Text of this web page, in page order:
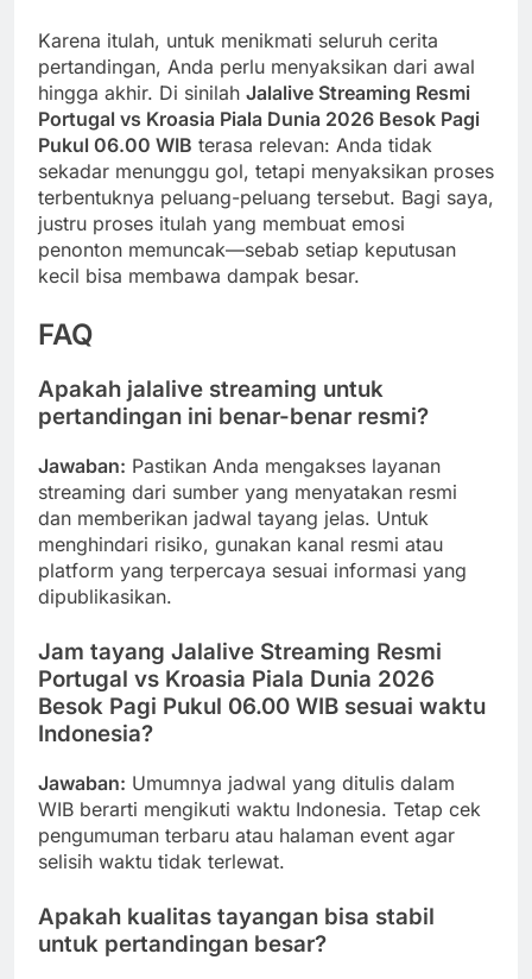
Karena itulah, untuk menikmati seluruh cerita
pertandingan, Anda perlu menyaksikan dari awal
hingga akhir. Di sinilah Jalalive Streaming Resmi
Portugal vs Kroasia Piala Dunia 2026 Besok Pagi
Pukul 06.00 WIB terasa relevan: Anda tidak
sekadar menunggu gol, tetapi menyaksikan proses
terbentuknya peluang-peluang tersebut. Bagi saya,
justru proses itulah yang membuat emosi
penonton memuncak—sebab setiap keputusan
kecil bisa membawa dampak besar.
FAQ
Apakah jalalive streaming untuk
pertandingan ini benar-benar resmi?
Jawaban: Pastikan Anda mengakses layanan
streaming dari sumber yang menyatakan resmi
dan memberikan jadwal tayang jelas. Untuk
menghindari risiko, gunakan kanal resmi atau
platform yang terpercaya sesuai informasi yang
dipublikasikan.
Jam tayang Jalalive Streaming Resmi
Portugal vs Kroasia Piala Dunia 2026
Besok Pagi Pukul 06.00 WIB sesuai waktu
Indonesia?
Jawaban: Umumnya jadwal yang ditulis dalam
WIB berarti mengikuti waktu Indonesia. Tetap cek
pengumuman terbaru atau halaman event agar
selisih waktu tidak terlewat.
Apakah kualitas tayangan bisa stabil
untuk pertandingan besar?